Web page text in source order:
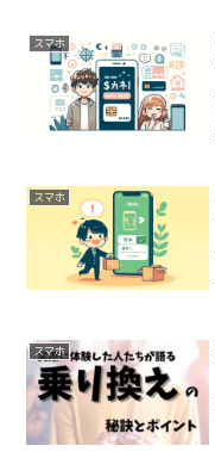
スマホ
スマホ
スマホ